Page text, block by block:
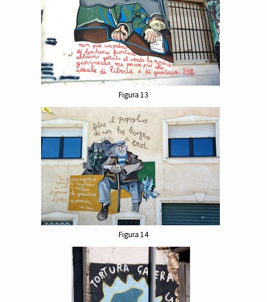
Figura 13
Figura 14